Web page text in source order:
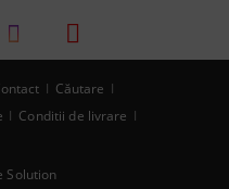
Solution
Căutare
Conditii de livrare